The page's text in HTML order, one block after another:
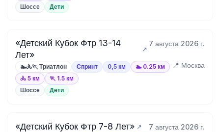
Шоссе Дети
«Детский Кубок Фтр 13-14
Лет»
7 августа 2026 г.
🏊🚴🏃 Триатлон Спринт 0,5 км
🏊 0.25 км
🚴 5 км
🏃 1.5 км
📍 Москва
Шоссе Дети
«Детский Кубок Фтр 7-8 Лет» 7 августа 2026 г.